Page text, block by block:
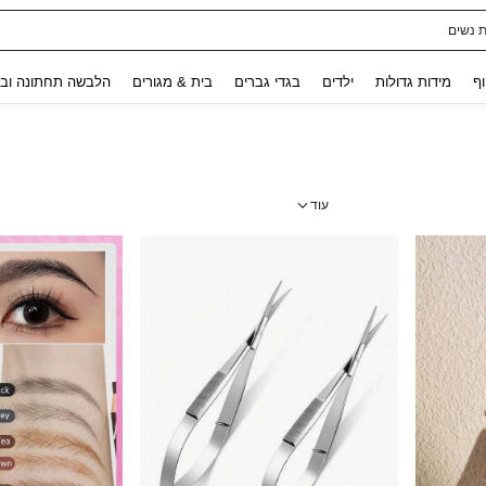
נשים
מידות גדולות ילדים בגדי גברים בית & מגורים הלבשה תחתונה
עוד